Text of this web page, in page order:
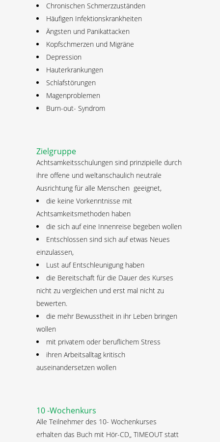
Chronischen Schmerzzuständen
Häufigen Infektionskrankheiten
Ängsten und Panikattacken
Kopfschmerzen und Migräne
Depression
Hauterkrankungen
Schlafstörungen
Magenproblemen
Burn-out- Syndrom
Zielgruppe
Achtsamkeitsschulungen sind prinzipielle durch
ihre offene und weltanschaulich neutrale
Ausrichtung für alle Menschen geeignet,
die keine Vorkenntnisse mit
Achtsamkeitsmethoden haben
die sich auf eine Innenreise begeben wollen
Entschlossen sind sich auf etwas Neues
einzulassen,
Lust auf Entschleunigung haben
die Bereitschaft für die Dauer des Kurses
nicht zu vergleichen und erst mal nicht zu
bewerten.
die mehr Bewusstheit in ihr Leben bringen
wollen
mit privatem oder beruflichem Stress
ihren Arbeitsalltag kritisch
auseinandersetzen wollen
10 -Wochenkurs
Alle Teilnehmer des 10- Wochenkurses
erhalten das Buch mit Hör-CD„ TIMEOUT statt